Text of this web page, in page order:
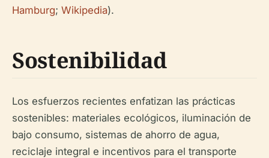
Hamburg; Wikipedia).
Sostenibilidad
Los esfuerzos recientes enfatizan las prácticas
sostenibles: materiales ecológicos, iluminación de
bajo consumo, sistemas de ahorro de agua,
reciclaje integral e incentivos para el transporte